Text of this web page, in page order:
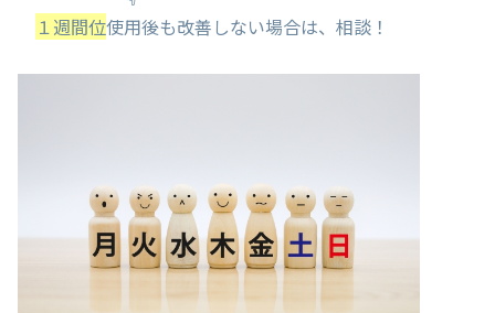
１週間位使用後も改善しない場合は、相談！